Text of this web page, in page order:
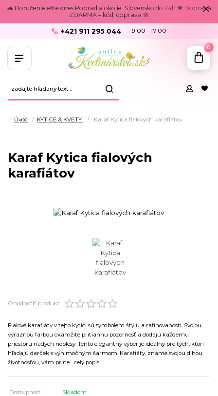
🚗 Doručenie ešte dnes Poprad a okolie. Slovensko do 24h 💗 Doprava
ZDARMA – kód: doprava 🌸
+421 911 295 044 9:00 - 17:00
0
Úvod KYTICE & KVETY Karaf Kytica fialových karafiátov
Karaf Kytica fialových
karafiátov
Ohodnotiť produkt
Fialové karafiáty v tejto kytici sú symbolem štýlu a rafinovanosti. Svojou
výraznou farbou okamžite pritiahnu pozornosť a dodajú každému
priestoru nádych noblesy. Tento elegantný výber je ideálny pre tých, ktorí
hľadajú darček s výnimočným šarmom. Karafiáty, známe svojou dlhou
životnosťou, vám prine... celý popis
Dostupnosť Skladom